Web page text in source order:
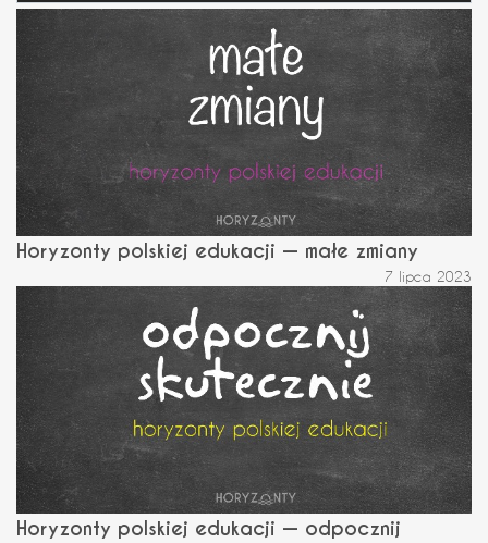
Horyzonty polskiej edukacji — małe zmiany
7 lipca 2023
Horyzonty polskiej edukacji — odpocznij